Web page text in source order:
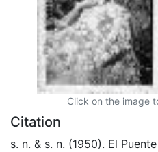
Click on the image
Citation
s. n. & s. n. (1950). El